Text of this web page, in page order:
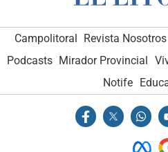
Campolitoral Revista Nosotros
Podcasts Mirador Provincial
Notife